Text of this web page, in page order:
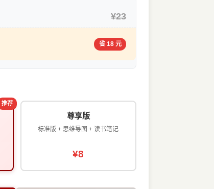
¥23
省 18 元
推荐
尊享版
标准版 + 思维导图 + 读书笔记
¥8